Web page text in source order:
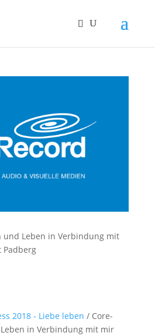
und Leben in Verbindung mit
Padberg
2018 - Liebe leben / Core-
in Verbindung mit mir